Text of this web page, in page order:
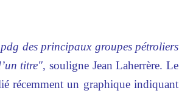
des principaux groupes pétroliers
titre", souligne Jean Laherrère. Le
récemment un graphique indiquant